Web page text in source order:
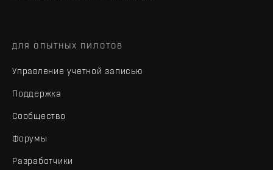
ДЛЯ ОПЫТНЫХ ПИЛОТОВ
Управление учетной записью
Поддержка
Сообщество
Форумы
Разработчики